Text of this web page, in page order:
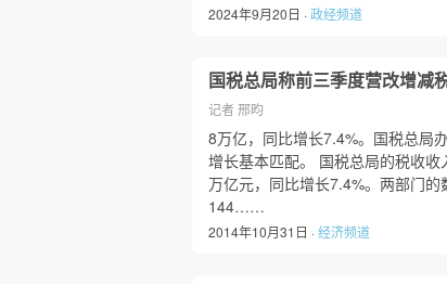
2024年9月20日 ·政经频道
国税总局称前三季度营改增减
记者 邢昀
8万亿，同比增长7.4%。国税总局
增长基本匹配。 国税总局的税收
万亿元，同比增长7.4%。两部门的
144……
2014年10月31日 ·经济频道